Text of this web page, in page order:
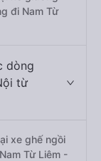
đi Nam Từ
dòng
từ
xe ghế ngồi
Từ Liêm -